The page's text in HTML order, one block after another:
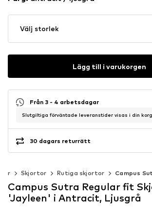
Välj storlek
Lägg till i varukorgen
Från 3 - 4 arbetsdagar
Slutgiltiga förväntade leveranstider visas i din
30 dagars returrätt
Skjortor Rutiga skjortor Campus
Campus Sutra Regular fit
'Jayleen' i Antracit, Ljusgrå